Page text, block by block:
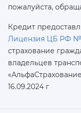
пожалуйста,
Кредит
Лицензия ЦБ РФ №
страхование
владельцев
16.09.2024 г